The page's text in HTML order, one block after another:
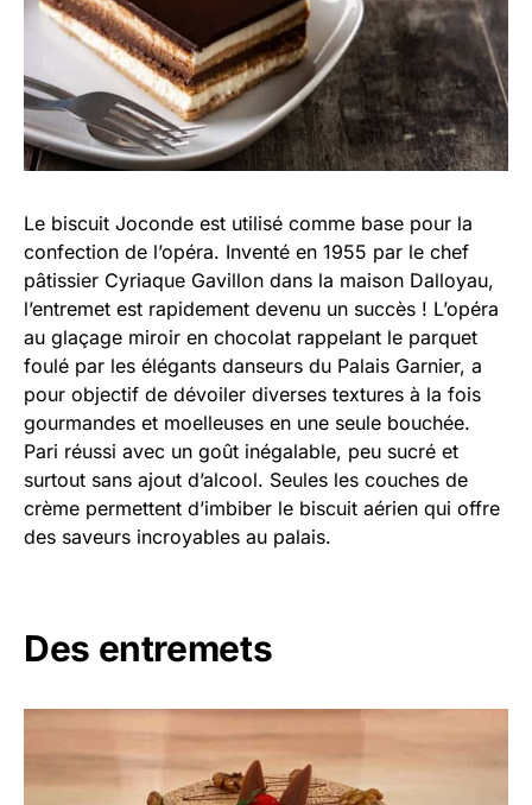
Le biscuit Joconde est utilisé comme base pour la
confection de l’opéra. Inventé en 1955 par le chef
pâtissier Cyriaque Gavillon dans la maison Dalloyau,
l’entremet est rapidement devenu un succès ! L’opéra
au glaçage miroir en chocolat rappelant le parquet
foulé par les élégants danseurs du Palais Garnier, a
pour objectif de dévoiler diverses textures à la fois
gourmandes et moelleuses en une seule bouchée.
Pari réussi avec un goût inégalable, peu sucré et
surtout sans ajout d’alcool. Seules les couches de
crème permettent d’imbiber le biscuit aérien qui offre
des saveurs incroyables au palais.
Des entremets